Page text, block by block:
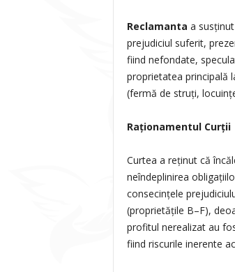
Reclamanta a
prejudiciul suferit,
fiind nefondate,
proprietatea principală
(fermă de struți,
Raționamentul Curții
Curtea a reținut că
neîndeplinirea
consecințele
(proprietățile B–F),
profitul nerealizat au
fiind riscurile inerente